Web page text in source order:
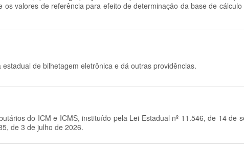
valores de referência para efeito de determinação da base de
de bilhetagem eletrônica e dá outras providências.
do ICM e ICMS, instituído pela Lei Estadual nº 11.546, de 14 de
de 3 de julho de 2026.